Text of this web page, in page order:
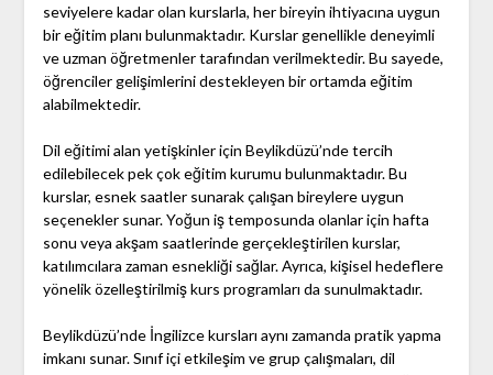
seviyelere kadar olan kurslarla, her bireyin ihtiyacına uygun
bir eğitim planı bulunmaktadır. Kurslar genellikle deneyimli
ve uzman öğretmenler tarafından verilmektedir. Bu sayede,
öğrenciler gelişimlerini destekleyen bir ortamda eğitim
alabilmektedir.
Dil eğitimi alan yetişkinler için Beylikdüzü’nde tercih
edilebilecek pek çok eğitim kurumu bulunmaktadır. Bu
kurslar, esnek saatler sunarak çalışan bireylere uygun
seçenekler sunar. Yoğun iş temposunda olanlar için hafta
sonu veya akşam saatlerinde gerçekleştirilen kurslar,
katılımcılara zaman esnekliği sağlar. Ayrıca, kişisel hedeflere
yönelik özelleştirilmiş kurs programları da sunulmaktadır.
Beylikdüzü’nde İngilizce kursları aynı zamanda pratik yapma
imkanı sunar. Sınıf içi etkileşim ve grup çalışmaları, dil